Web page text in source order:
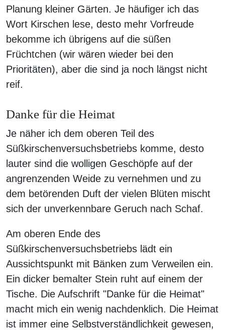
Planung kleiner Gärten. Je häufiger ich das
Wort Kirschen lese, desto mehr Vorfreude
bekomme ich übrigens auf die süßen
Früchtchen (wir wären wieder bei den
Prioritäten), aber die sind ja noch längst nicht
reif.
Danke für die Heimat
Je näher ich dem oberen Teil des
Süßkirschenversuchsbetriebs komme, desto
lauter sind die wolligen Geschöpfe auf der
angrenzenden Weide zu vernehmen und zu
dem betörenden Duft der vielen Blüten mischt
sich der unverkennbare Geruch nach Schaf.
Am oberen Ende des
Süßkirschenversuchsbetriebs lädt ein
Aussichtspunkt mit Bänken zum Verweilen ein.
Ein dicker bemalter Stein ruht auf einem der
Tische. Die Aufschrift "Danke für die Heimat"
macht mich ein wenig nachdenklich. Die Heimat
ist immer eine Selbstverständlichkeit gewesen,